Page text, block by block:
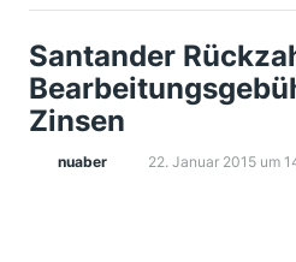
Santander
Zinsen
nuaber 22. Januar 2015 um